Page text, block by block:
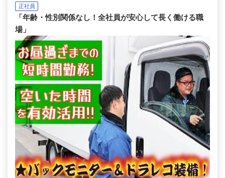
正社員
「年齢・性別関係なし！全社員が安心して長く働ける職
場」